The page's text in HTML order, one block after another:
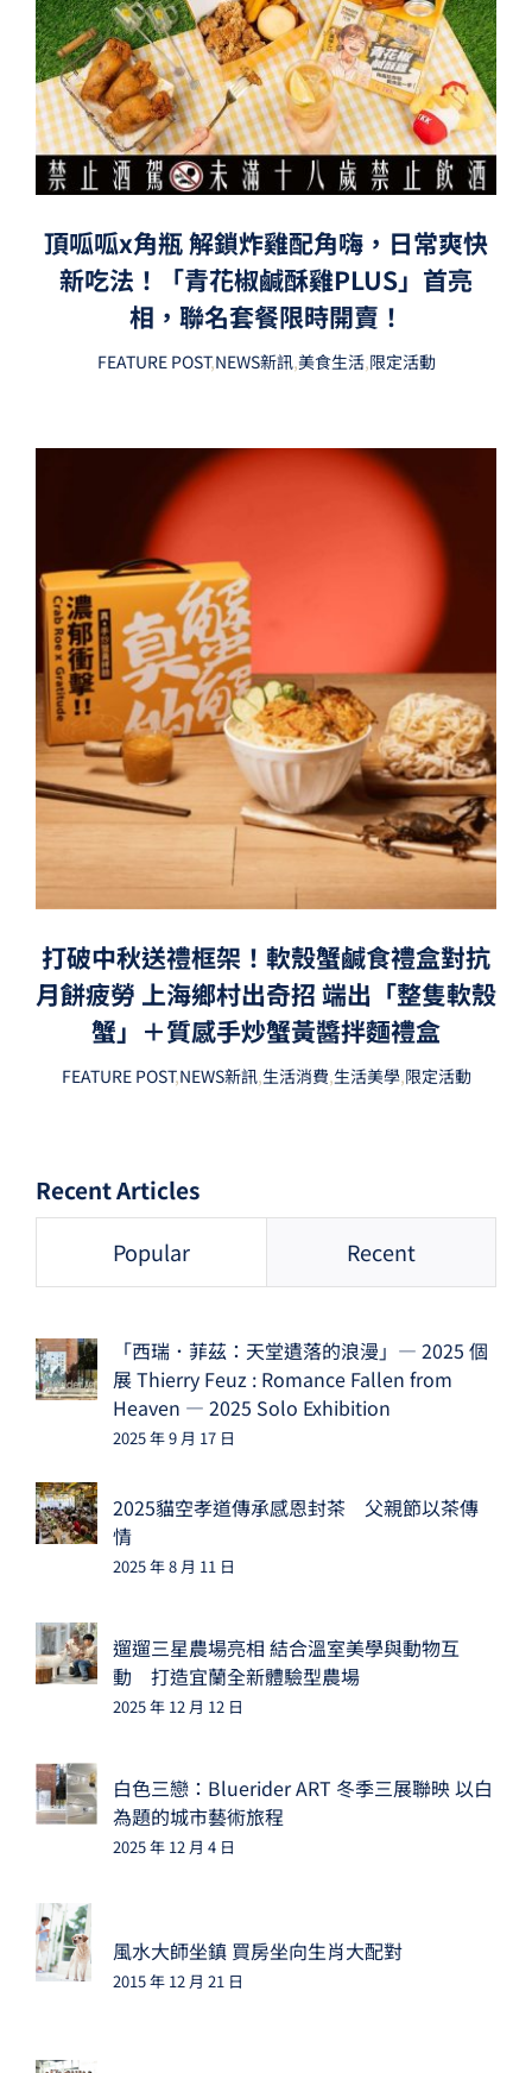
頂呱呱x角瓶 解鎖炸雞配角嗨，日常爽快
新吃法！「青花椒鹹酥雞PLUS」首亮
相，聯名套餐限時開賣！
FEATURE POST,NEWS新訊,美食生活,限定活動
打破中秋送禮框架！軟殼蟹鹹食禮盒對抗
月餅疲勞 上海鄉村出奇招 端出「整隻軟殼
蟹」＋質感手炒蟹黃醬拌麵禮盒
FEATURE POST,NEWS新訊,生活消費,生活美學,限定活動
Recent Articles
Popular Recent
「西瑞．菲茲：天堂遺落的浪漫」— 2025 個
展 Thierry Feuz : Romance Fallen from
Heaven — 2025 Solo Exhibition
2025 年 9 月 17 日
2025貓空孝道傳承感恩封茶 父親節以茶傳
情
2025 年 8 月 11 日
遛遛三星農場亮相 結合溫室美學與動物互
動 打造宜蘭全新體驗型農場
2025 年 12 月 12 日
白色三戀：Bluerider ART 冬季三展聯映 以白
為題的城市藝術旅程
2025 年 12 月 4 日
風水大師坐鎮 買房坐向生肖大配對
2015 年 12 月 21 日